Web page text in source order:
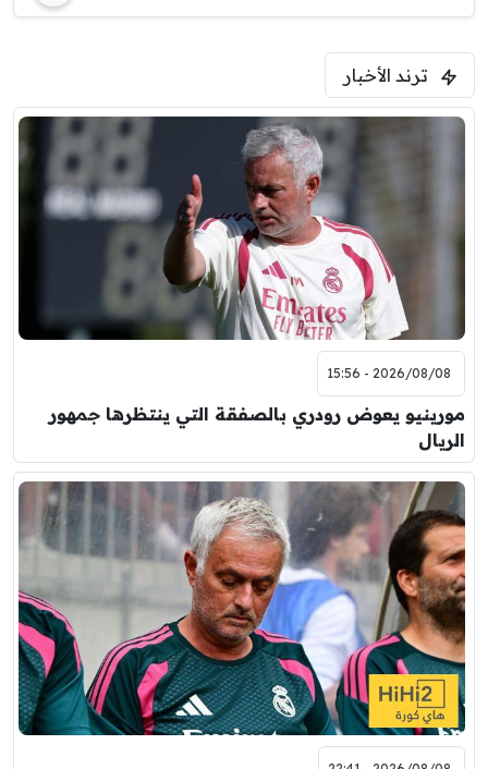
ترند الأخبار
2026/08/08 - 15:56
مورينيو يعوض رودري بالصفقة التي ينتظرها جمهور
الريال